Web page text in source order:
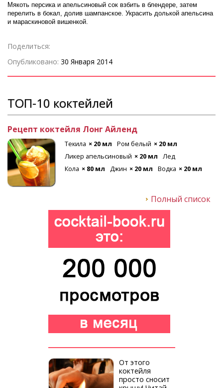
Мякоть персика и апельсиновый сок взбить в блендере, затем
перелить в бокал, долив шампанское. Украсить долькой апельсина
и мараскиновой вишенкой.
Поделиться:
Опубликовано: 30 Января 2014
ТОП-10 коктейлей
Рецепт коктейля Лонг Айленд
Текила × 20 мл Ром белый × 20 мл
Ликер апельсиновый × 20 мл
Лед
Кола × 80 мл Джин × 20 мл Водка × 20 мл
Полный список
От этого
коктейля
просто сносит